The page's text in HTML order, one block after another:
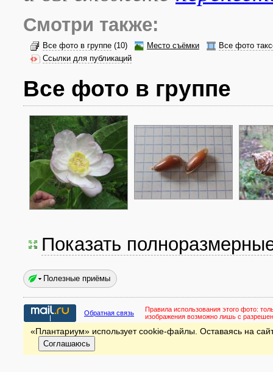
Смотри также:
Все фото в группе (10) Место съёмки
Все фото
Ссылки для публикаций
Все фото в группе
Показать
Полезные приёмы
Обратная связь Правила использования этого фото:
изображения возможно лишь с
«Плантариум» использует cookie-файлы. Оставаясь на
Соглашаюсь